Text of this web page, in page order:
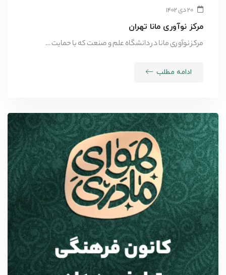
۲۰ دی ۱۴۰۲
مرکز نوآوری مانا تهران
مرکز نوآوری مانا در دانشگاه علم و صنعت که با حمایت …
ادامه مطلب